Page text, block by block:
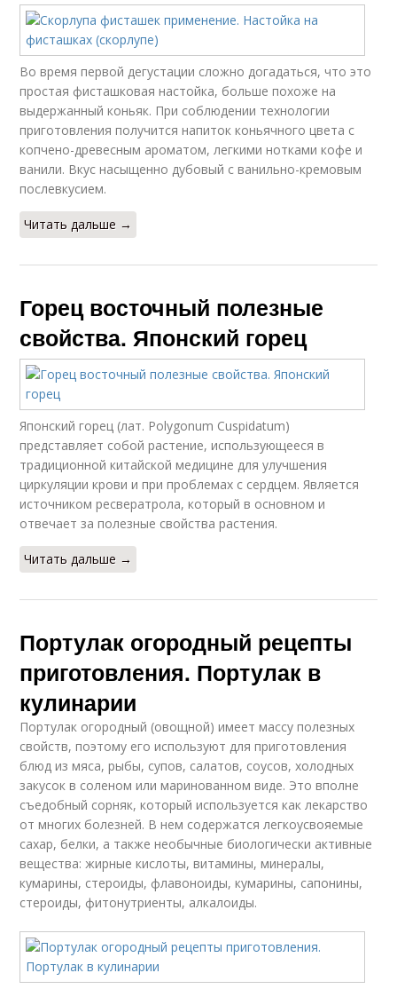
Во время первой дегустации сложно догадаться, что это
простая фисташковая настойка, больше похоже на
выдержанный коньяк. При соблюдении технологии
приготовления получится напиток коньячного цвета с
копчено-древесным ароматом, легкими нотками кофе и
ванили. Вкус насыщенно дубовый с ванильно-кремовым
послевкусием.
Читать дальше →
Горец восточный полезные
свойства. Японский горец
Японский горец (лат. Polygonum Cuspidatum)
представляет собой растение, использующееся в
традиционной китайской медицине для улучшения
циркуляции крови и при проблемах с сердцем. Является
источником ресвератрола, который в основном и
отвечает за полезные свойства растения.
Читать дальше →
Портулак огородный рецепты
приготовления. Портулак в
кулинарии
Портулак огородный (овощной) имеет массу полезных
свойств, поэтому его используют для приготовления
блюд из мяса, рыбы, супов, салатов, соусов, холодных
закусок в соленом или маринованном виде. Это вполне
съедобный сорняк, который используется как лекарство
от многих болезней. В нем содержатся легкоусвояемые
сахар, белки, а также необычные биологически активные
вещества: жирные кислоты, витамины, минералы,
кумарины, стероиды, флавоноиды, кумарины, сапонины,
стероиды, фитонутриенты, алкалоиды.